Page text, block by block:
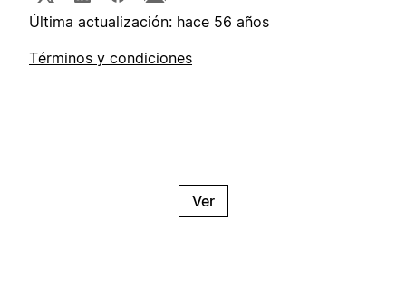
Última actualización: hace 56 años
Términos y condiciones
Ver